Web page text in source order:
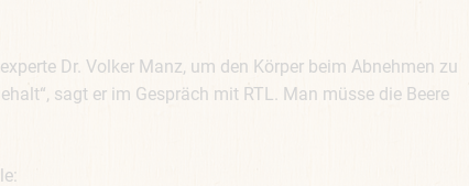
Dr. Volker Manz, um den Körper beim Abnehmen zu
sagt er im Gespräch mit RTL. Man müsse die Beere